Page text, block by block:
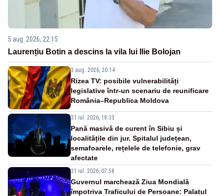
5 aug. 2026, 22:15
Laurențiu Botin a descins la vila lui Ilie Bolojan
3 aug. 2026, 20:14
Rizea TV: posibile vulnerabilități
legislative într-un scenariu de reunificare
România–Republica Moldova
31 iul. 2026, 18:33
Pană masivă de curent în Sibiu și
localitățile din jur. Spitalul județean,
semafoarele, rețelele de telefonie, grav
afectate
31 iul. 2026, 07:58
Guvernul marchează Ziua Mondială
împotriva Traficului de Persoane: Palatul